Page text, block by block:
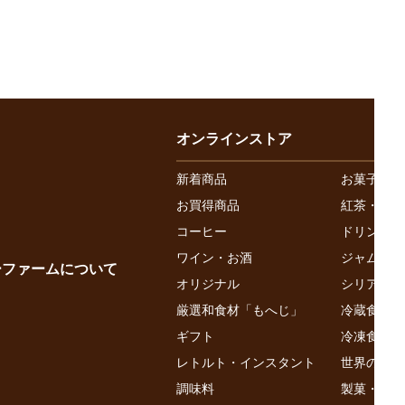
ァームについて
オンラインストア
新着商品
お菓子
お買得商品
紅茶・お茶
コーヒー
ドリンク
ワイン・お酒
ジャム・
オリジナル
シリアル
厳選和食材「もへじ」
冷蔵食品
ギフト
冷凍食品
レトルト・インスタント
世界の食
調味料
製菓・製パ